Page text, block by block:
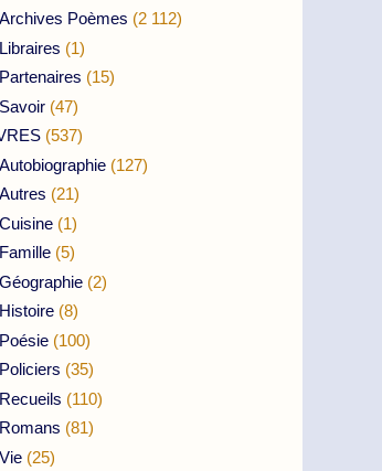
Archives Poèmes (2 112)
Libraires (1)
Partenaires (15)
Savoir (47)
(537)
Autobiographie (127)
Autres (21)
Cuisine (1)
Famille (5)
Géographie (2)
Histoire (8)
Poésie (100)
Policiers (35)
Recueils (110)
Romans (81)
Vie (25)